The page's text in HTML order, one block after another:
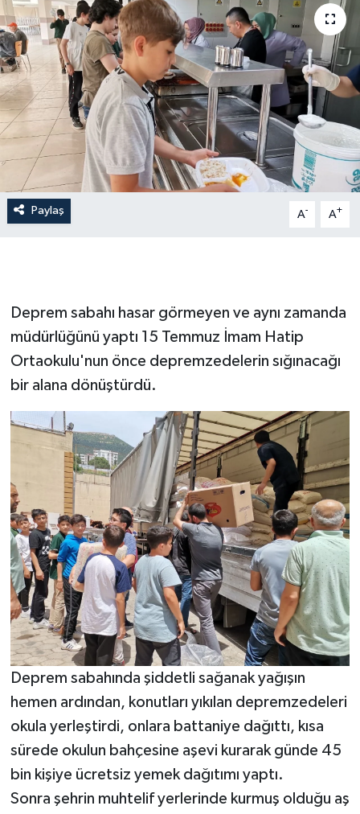
Paylaş A- A+
Deprem sabahı hasar görmeyen ve aynı zamanda
müdürlüğünü yaptı 15 Temmuz İmam Hatip
Ortaokulu'nun önce depremzedelerin sığınacağı
bir alana dönüştürdü.
Deprem sabahında şiddetli sağanak yağışın
hemen ardından, konutları yıkılan depremzedeleri
okula yerleştirdi, onlara battaniye dağıttı, kısa
sürede okulun bahçesine aşevi kurarak günde 45
bin kişiye ücretsiz yemek dağıtımı yaptı.
Sonra şehrin muhtelif yerlerinde kurmuş olduğu aş
KÜLTÜR-SANAT
KSÜ
DÜNYA
ROPORTAJ
MAGAZİN
KADIN-AİLE
SEÇİM 2011
ÜÇÜNCÜ SAYFA
BİLİMNET
Yemek
SİVİL TOPLUM
SEÇİM 2014
KİM KİMDİR
ÇEK GÖNDER
KİTAP
HEDEF2020
OTOMOBİL
MİZAH